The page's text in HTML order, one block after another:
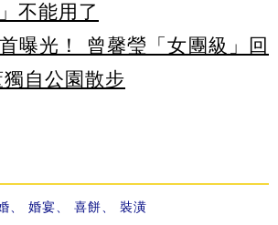
不能用了
曝光！ 曾馨瑩「女團級」回
自公園散步
婚宴 喜餅 裝潢